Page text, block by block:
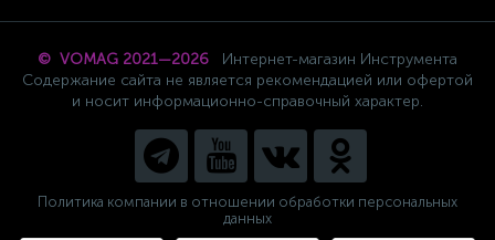
© VOMAG 2021—2026
Интернет-магазин Инструмента
Содержание сайта не является рекомендацией или офертой
и носит информационно-справочный характер.
Политика компании в отношении обработки персональных
данных